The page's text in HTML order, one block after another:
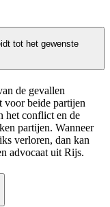
tot het gewenste
de gevallen
voor beide partijen
het conflict en de
partijen. Wanneer
verloren, dan kan
advocaat uit Rijs.